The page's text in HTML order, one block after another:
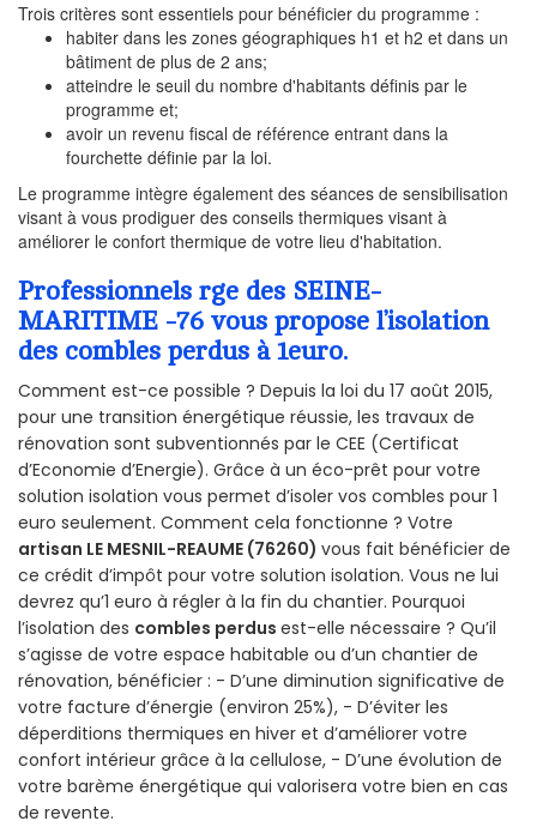
Trois critères sont essentiels pour bénéficier du programme :
habiter dans les zones géographiques h1 et h2 et dans un
bâtiment de plus de 2 ans;
atteindre le seuil du nombre d'habitants définis par le
programme et;
avoir un revenu fiscal de référence entrant dans la
fourchette définie par la loi.
Le programme intègre également des séances de sensibilisation
visant à vous prodiguer des conseils thermiques visant à
améliorer le confort thermique de votre lieu d'habitation.
Professionnels rge des SEINE-
MARITIME -76 vous propose l’isolation
des combles perdus à 1euro.
Comment est-ce possible ? Depuis la loi du 17 août 2015,
pour une transition énergétique réussie, les travaux de
rénovation sont subventionnés par le CEE (Certificat
d’Economie d’Energie). Grâce à un éco-prêt pour votre
solution isolation vous permet d’isoler vos combles pour 1
euro seulement. Comment cela fonctionne ? Votre
artisan LE MESNIL-REAUME (76260) vous fait bénéficier de
ce crédit d’impôt pour votre solution isolation. Vous ne lui
devrez qu’1 euro à régler à la fin du chantier. Pourquoi
l’isolation des combles perdus est-elle nécessaire ? Qu’il
s’agisse de votre espace habitable ou d’un chantier de
rénovation, bénéficier : - D’une diminution significative de
votre facture d’énergie (environ 25%), - D’éviter les
déperditions thermiques en hiver et d’améliorer votre
confort intérieur grâce à la cellulose, - D’une évolution de
votre barème énergétique qui valorisera votre bien en cas
de revente.